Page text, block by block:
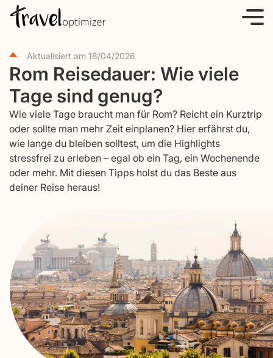
Aktualisiert am 18/04/2026
Rom Reisedauer: Wie viele
Tage sind genug?
Wie viele Tage braucht man für Rom? Reicht ein Kurztrip
oder sollte man mehr Zeit einplanen? Hier erfährst du,
wie lange du bleiben solltest, um die Highlights
stressfrei zu erleben – egal ob ein Tag, ein Wochenende
oder mehr. Mit diesen Tipps holst du das Beste aus
deiner Reise heraus!